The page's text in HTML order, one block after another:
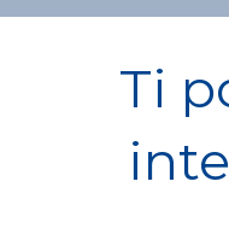
Ti